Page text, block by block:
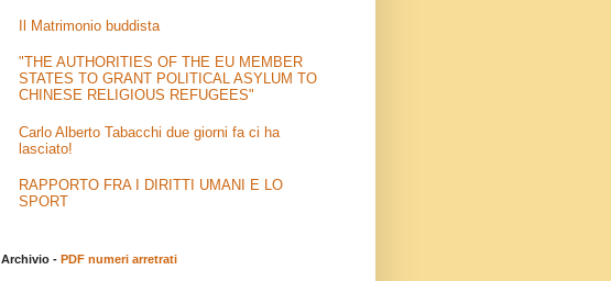
Il Matrimonio buddista
"THE AUTHORITIES OF THE EU MEMBER
STATES TO GRANT POLITICAL ASYLUM TO
CHINESE RELIGIOUS REFUGEES"
Carlo Alberto Tabacchi due giorni fa ci ha
lasciato!
RAPPORTO FRA I DIRITTI UMANI E LO
SPORT
Archivio - PDF numeri arretrati